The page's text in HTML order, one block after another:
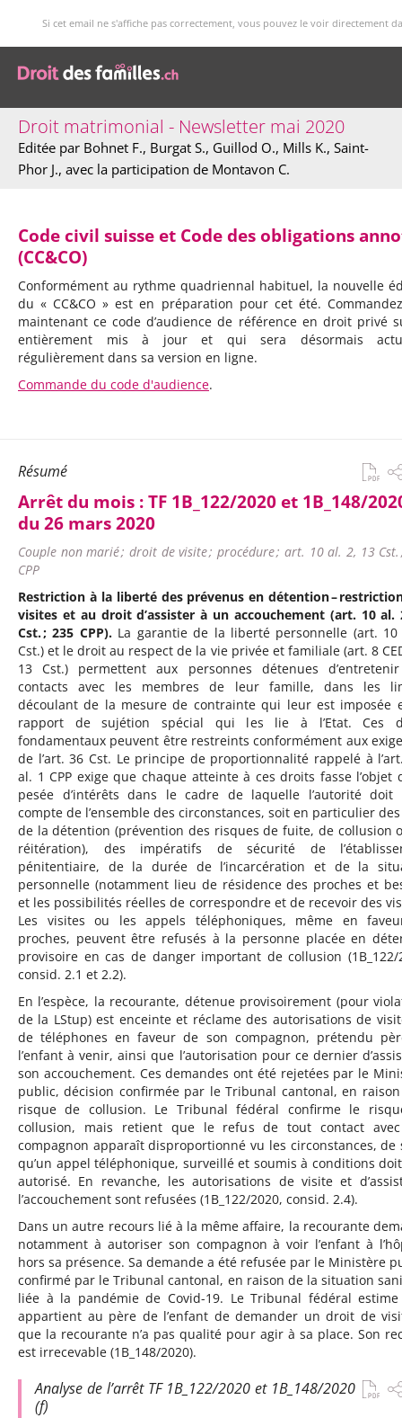
Si cet email ne s'affiche pas correctement, vous pouvez le voir directement
Droit matrimonial - Newsletter mai 2020
Editée par Bohnet F., Burgat S., Guillod O., Mills K., Saint-
Phor J., avec la participation de Montavon C.
Code civil suisse et Code des obligations
(CC&CO)
Conformément au rythme quadriennal habituel, la nouvelle
du « CC&CO » est en préparation pour cet été.
maintenant ce code d’audience de référence en droit privé
entièrement mis à jour et qui sera désormais
régulièrement dans sa version en ligne.
Commande du code d'audience.
Résumé
Arrêt du mois :TF 1B_122/2020 et 1B_148/
du 26 mars 2020
Couple non marié ; droit de visite ; procédure ; art. 10 al. 2, 13 Cst.
CPP
Restriction à la liberté des prévenus en détention –
visites et au droit d’assister à un accouchement (art. 10 al.
Cst. ; 235 CPP).La garantie de la liberté personnelle (art. 10
Cst.) et le droit au respect de la vie privée et familiale (art. 8
13 Cst.) permettent aux personnes détenues
contacts avec les membres de leur famille, dans les
découlant de la mesure de contrainte qui leur est imposée
rapport de sujétion spécial qui les lie à l’Etat. Ces
fondamentaux peuvent être restreints conformément aux
de l’art. 36 Cst. Le principe de proportionnalité rappelé à
al. 1 CPP exige que chaque atteinte à ces droits fasse l’objet
pesée d’intérêts dans le cadre de laquelle l’autorité doit
compte de l’ensemble des circonstances, soit en particulier
de la détention (prévention des risques de fuite, de collusion
réitération), des impératifs de sécurité de
pénitentiaire, de la durée de l’incarcération et de la
personnelle (notamment lieu de résidence des proches et
et les possibilités réelles de correspondre et de recevoir des
Les visites ou les appels téléphoniques, même en
proches, peuvent être refusés à la personne placée en
provisoire en cas de danger important de collusion (1B_122/
consid. 2.1 et 2.2).
En l’espèce, la recourante, détenue provisoirement (pour
de la LStup) est enceinte et réclame des autorisations de
de téléphones en faveur de son compagnon, prétendu
l’enfant à venir, ainsi que l’autorisation pour ce dernier
son accouchement. Ces demandes ont été rejetées par le
public, décision confirmée par le Tribunal cantonal, en raison
risque de collusion. Le Tribunal fédéral confirme le
collusion, mais retient que le refus de tout contact
compagnon apparaît disproportionné vu les circonstances, de
qu’un appel téléphonique, surveillé et soumis à conditions
autorisé. En revanche, les autorisations de visite et
l’accouchement sont refusées (1B_122/2020, consid. 2.4).
Dans un autre recours lié à la même affaire, la recourante
notamment à autoriser son compagnon à voir l’enfant à
hors sa présence. Sa demande a été refusée par le Ministère
confirmé par le Tribunal cantonal, en raison de la situation
liée à la pandémie de Covid-19. Le Tribunal fédéral estime
appartient au père de l’enfant de demander un droit de
que la recourante n’a pas qualité pour agir à sa place. Son
est irrecevable (1B_148/2020).
Analyse de l’arrêt TF 1B_122/2020 et 1B_148/2020
(f)